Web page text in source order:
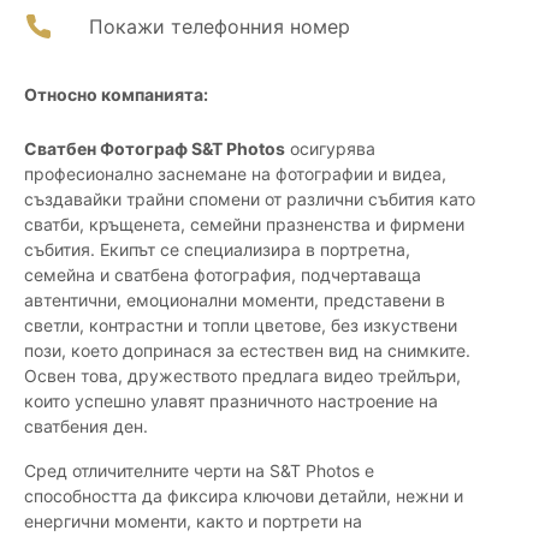
Покажи телефонния номер
Относно компанията:
Сватбен Фотограф S&T Photos осигурява
професионално заснемане на фотографии и видеа,
създавайки трайни спомени от различни събития като
сватби, кръщенета, семейни празненства и фирмени
събития. Екипът се специализира в портретна,
семейна и сватбена фотография, подчертаваща
автентични, емоционални моменти, представени в
светли, контрастни и топли цветове, без изкуствени
пози, което допринася за естествен вид на снимките.
Освен това, дружеството предлага видео трейлъри,
които успешно улавят празничното настроение на
сватбения ден.
Сред отличителните черти на S&T Photos е
способността да фиксира ключови детайли, нежни и
енергични моменти, както и портрети на